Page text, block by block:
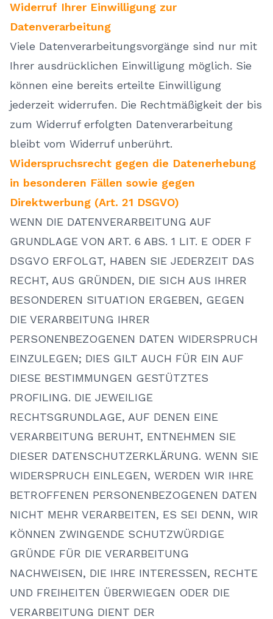
Widerruf Ihrer Einwilligung zur
Datenverarbeitung
Viele Datenverarbeitungsvorgänge sind nur mit
Ihrer ausdrücklichen Einwilligung möglich. Sie
können eine bereits erteilte Einwilligung
jederzeit widerrufen. Die Rechtmäßigkeit der bis
zum Widerruf erfolgten Datenverarbeitung
bleibt vom Widerruf unberührt.
Widerspruchsrecht gegen die Datenerhebung
in besonderen Fällen sowie gegen
Direktwerbung (Art. 21 DSGVO)
WENN DIE DATENVERARBEITUNG AUF
GRUNDLAGE VON ART. 6 ABS. 1 LIT. E ODER F
DSGVO ERFOLGT, HABEN SIE JEDERZEIT DAS
RECHT, AUS GRÜNDEN, DIE SICH AUS IHRER
BESONDEREN SITUATION ERGEBEN, GEGEN
DIE VERARBEITUNG IHRER
PERSONENBEZOGENEN DATEN WIDERSPRUCH
EINZULEGEN; DIES GILT AUCH FÜR EIN AUF
DIESE BESTIMMUNGEN GESTÜTZTES
PROFILING. DIE JEWEILIGE
RECHTSGRUNDLAGE, AUF DENEN EINE
VERARBEITUNG BERUHT, ENTNEHMEN SIE
DIESER DATENSCHUTZERKLÄRUNG. WENN SIE
WIDERSPRUCH EINLEGEN, WERDEN WIR IHRE
BETROFFENEN PERSONENBEZOGENEN DATEN
NICHT MEHR VERARBEITEN, ES SEI DENN, WIR
KÖNNEN ZWINGENDE SCHUTZWÜRDIGE
GRÜNDE FÜR DIE VERARBEITUNG
NACHWEISEN, DIE IHRE INTERESSEN, RECHTE
UND FREIHEITEN ÜBERWIEGEN ODER DIE
VERARBEITUNG DIENT DER